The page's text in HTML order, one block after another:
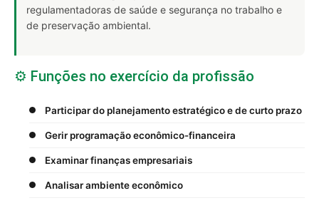
regulamentadoras de saúde e segurança no trabalho e
de preservação ambiental.
⚙️ Funções no exercício da profissão
Participar do planejamento estratégico e de curto prazo
Gerir programação econômico-financeira
Examinar finanças empresariais
Analisar ambiente econômico